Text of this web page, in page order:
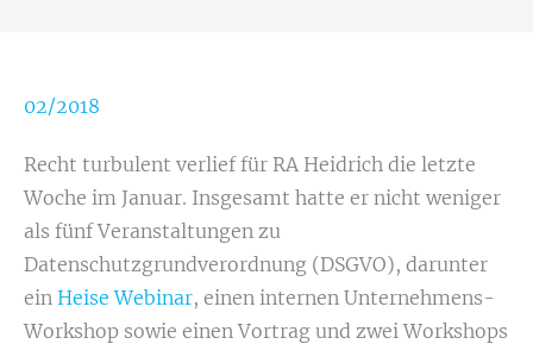
02/2018
Recht turbulent verlief für RA Heidrich die letzte
Woche im Januar. Insgesamt hatte er nicht weniger
als fünf Veranstaltungen zu
Datenschutzgrundverordnung (DSGVO), darunter
ein Heise Webinar, einen internen Unternehmens-
Workshop sowie einen Vortrag und zwei Workshops